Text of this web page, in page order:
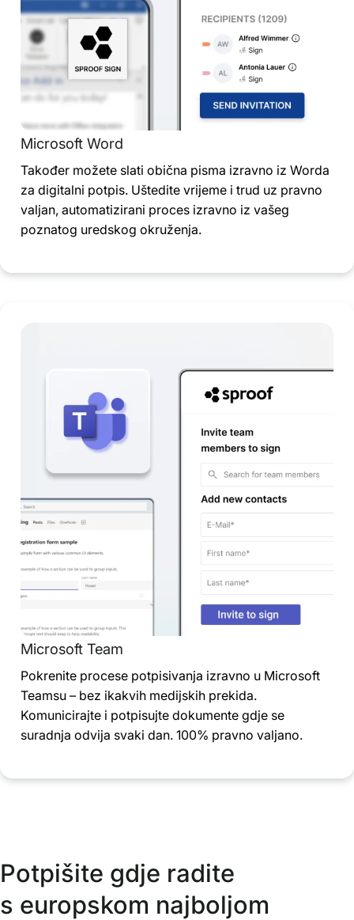
Microsoft Word
Također možete slati obična pisma izravno iz Worda
za digitalni potpis. Uštedite vrijeme i trud uz pravno
valjan, automatizirani proces izravno iz vašeg
poznatog uredskog okruženja.
Microsoft Team
Pokrenite procese potpisivanja izravno u Microsoft
Teamsu – bez ikakvih medijskih prekida.
Komunicirajte i potpisujte dokumente gdje se
suradnja odvija svaki dan. 100% pravno valjano.
Potpišite gdje radite
s europskom najboljom